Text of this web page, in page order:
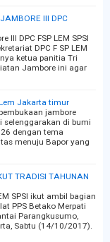
III DPC
III DPC FSP LEM SPSI
DPC F SP LEM
ketua panitia Tri
Jambore ini agar
Jakarta timur
jambore
selenggarakan di bumi
dengan tema
menuju Bapor yang
TRADISI TAHUNAN
SPSI ikut ambil bagian
PPS Betako Merpati
Parangkusumo,
Sabtu (14/10/2017).